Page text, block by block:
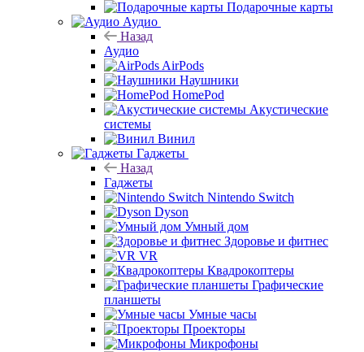
Подарочные карты
Аудио
Назад
Аудио
AirPods
Наушники
HomePod
Акустические
системы
Винил
Гаджеты
Назад
Гаджеты
Nintendo Switch
Dyson
Умный дом
Здоровье и фитнес
VR
Квадрокоптеры
Графические
планшеты
Умные часы
Проекторы
Микрофоны